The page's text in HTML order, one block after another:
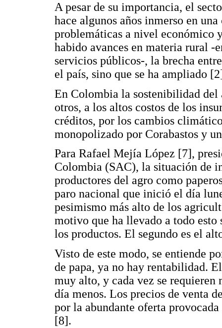
A pesar de su importancia, el
hace algunos años inmerso en
problemáticas a nivel económico
habido avances en materia rural -
servicios públicos-, la brecha
el país, sino que se ha ampliado
En Colombia la sostenibilidad del
otros, a los altos costos de los
créditos, por los cambios
monopolizado por Corabastos y
Para Rafael Mejía López [7],
Colombia (SAC), la situación de
productores del agro como
paro nacional que inició el día
pesimismo más alto de los
motivo que ha llevado a todo esto
los productos. El segundo es el
Visto de este modo, se entiende
de papa, ya no hay rentabilidad.
muy alto, y cada vez se requieren
día menos. Los precios de venta
por la abundante oferta
[8].